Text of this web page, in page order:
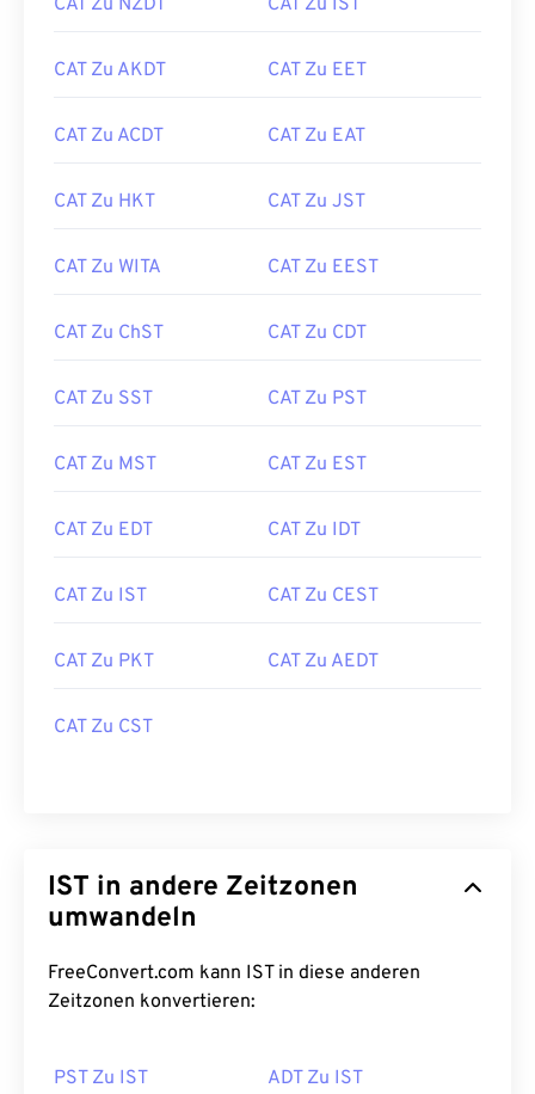
CAT Zu NZDT CAT Zu IST
CAT Zu AKDT CAT Zu EET
CAT Zu ACDT CAT Zu EAT
CAT Zu HKT CAT Zu JST
CAT Zu WITA CAT Zu EEST
CAT Zu ChST CAT Zu CDT
CAT Zu SST CAT Zu PST
CAT Zu MST CAT Zu EST
CAT Zu EDT CAT Zu IDT
CAT Zu IST CAT Zu CEST
CAT Zu PKT CAT Zu AEDT
CAT Zu CST
IST in andere Zeitzonen
umwandeln
FreeConvert.com kann IST in diese anderen
Zeitzonen konvertieren:
PST Zu IST ADT Zu IST